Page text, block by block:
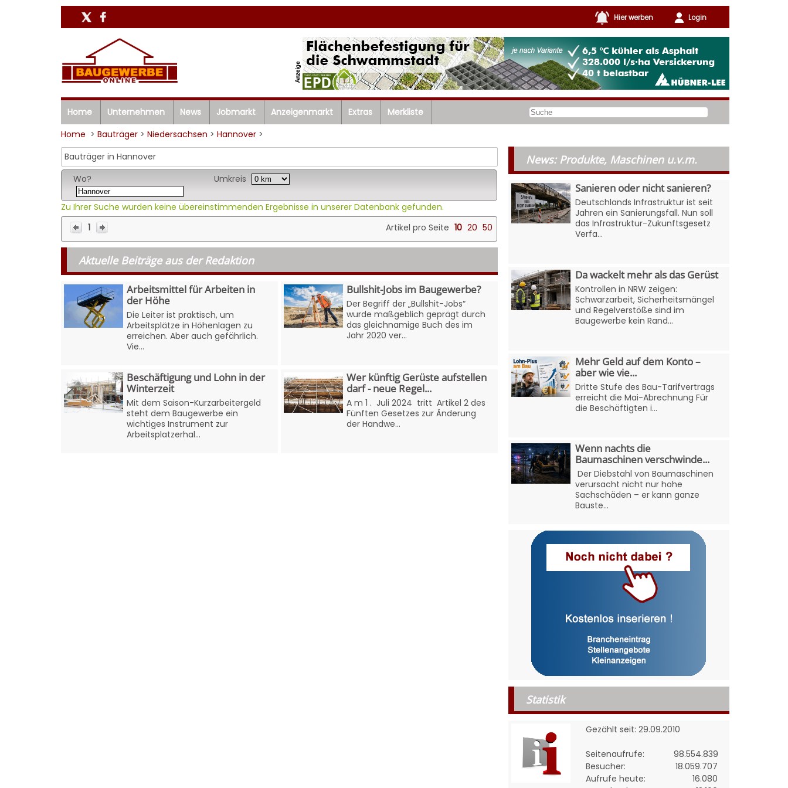
Hier werben Login
Home Unternehmen News Jobmarkt Anzeigenmarkt Extras
Merkliste
Home > Bauträger> Niedersachsen > Hannover>
Bauträger in Hannover
Wo?
Umkreis
Zu Ihrer Suche wurden keine übereinstimmenden Ergebnisse in unserer Datenbank gefunden.
1
Artikel pro Seite 10 20 50
Aktuelle Beiträge aus der Redaktion
Arbeitsmittel für Arbeiten in
der Höhe
Die Leiter ist praktisch, um
Arbeitsplätze in Höhenlagen zu
erreichen. Aber auch gefährlich.
Vie...
Bullshit-Jobs im Baugewerbe?
Der Begriff der „Bullshit-Jobs“
wurde maßgeblich geprägt durch
das gleichnamige Buch des im
Jahr 2020 ver...
Beschäftigung und Lohn in der
Winterzeit
Mit dem Saison-Kurzarbeitergeld
steht dem Baugewerbe ein
wichtiges Instrument zur
Arbeitsplatzerhal...
Wer künftig Gerüste aufstellen
darf - neue Regel...
A m 1 . Juli 2024 tritt Artikel 2 des
Fünften Gesetzes zur Änderung
der Handwe...
News: Produkte, Maschinen u.v.m.
Sanieren oder nicht sanieren?
Deutschlands Infrastruktur ist seit
Jahren ein Sanierungsfall. Nun soll
das Infrastruktur-Zukunftsgesetz
Verfa...
Da wackelt mehr als das Gerüst
Kontrollen in NRW zeigen:
Schwarzarbeit, Sicherheitsmängel
und Regelverstöße sind im
Baugewerbe kein Rand...
Mehr Geld auf dem Konto –
aber wie vie...
Dritte Stufe des Bau-Tarifvertrags
erreicht die Mai-Abrechnung Für
die Beschäftigten i...
Wenn nachts die
Baumaschinen verschwinde...
Der Diebstahl von Baumaschinen
verursacht nicht nur hohe
Sachschäden – er kann ganze
Bauste...
Statistik
Gezählt seit: 29.09.2010
Seitenaufrufe:
98.554.839
Besucher:
18.059.707
Aufrufe heute:
16.080